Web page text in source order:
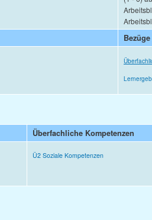
Überfachliche Kompetenzen
Ü2 Soziale Kompetenzen